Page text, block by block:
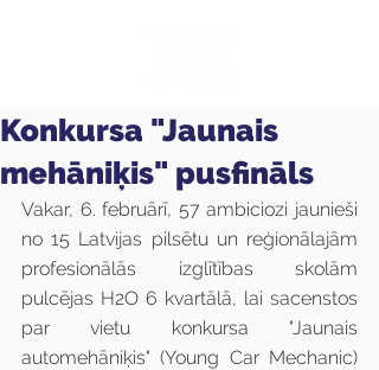
Konkursa "Jaunais
mehāniķis" pusfināls
Vakar, 6. februārī, 57 ambiciozi jaunieši
no 15 Latvijas pilsētu un reģionālajām
profesionālās izglītības skolām
pulcējas H2O 6 kvartālā, lai sacenstos
par vietu konkursa "Jaunais
automehāniķis" (Young Car Mechanic)